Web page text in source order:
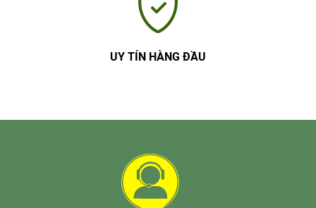
UY TÍN HÀNG ĐẦU